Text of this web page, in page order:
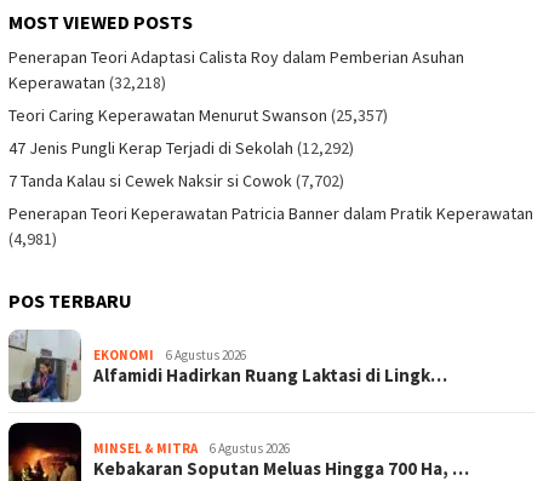
MOST VIEWED POSTS
Penerapan Teori Adaptasi Calista Roy dalam Pemberian Asuhan
Keperawatan (32,218)
Teori Caring Keperawatan Menurut Swanson (25,357)
47 Jenis Pungli Kerap Terjadi di Sekolah (12,292)
7 Tanda Kalau si Cewek Naksir si Cowok(7,702)
Penerapan Teori Keperawatan Patricia Banner dalam Pratik Keperawatan
(4,981)
POS TERBARU
EKONOMI 6 Agustus 2026
Alfamidi Hadirkan Ruang Laktasi di Lingk…
MINSEL & MITRA 6 Agustus 2026
Kebakaran Soputan Meluas Hingga 700 Ha, …